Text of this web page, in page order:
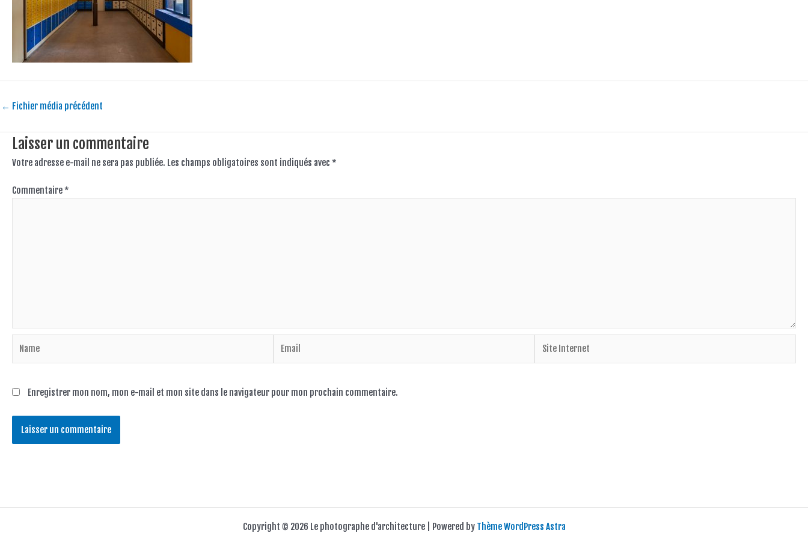
← Fichier média précédent
Laisser un commentaire
Votre adresse e-mail ne sera pas publiée. Les champs obligatoires sont indiqués avec *
Commentaire*
Site
Internet
Enregistrer mon nom, mon e-mail et mon site dans le navigateur pour mon prochain commentaire.
Copyright © 2026 Le photographe d'architecture | Powered by Thème WordPress Astra